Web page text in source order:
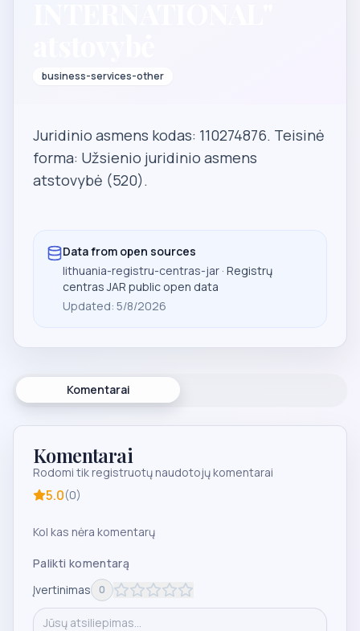
business-services-other
Juridinio asmens kodas: 110274876. Teisinė
forma: Užsienio juridinio asmens
atstovybė (520).
Data from open sources
lithuania-registru-centras-jar · Registrų
centras JAR public open data
Updated: 5/8/2026
Komentarai
Komentarai
Rodomi tik registruotų naudotojų komentarai
5.0(0)
Kol kas nėra komentarų
Palikti komentarą
Įvertinimas
0